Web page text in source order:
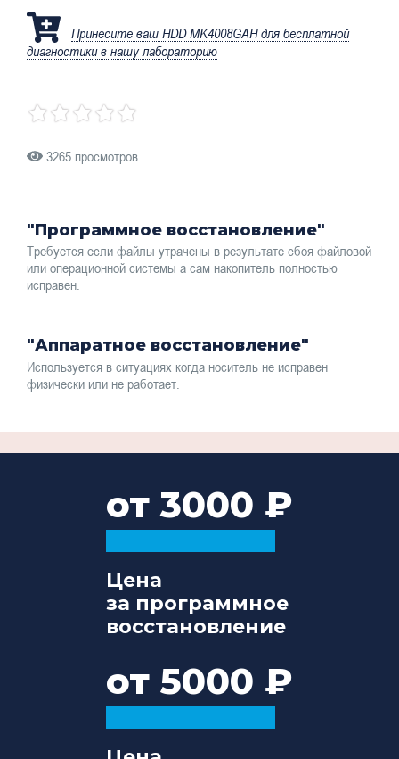
Принесите ваш HDD MK4008GAH для бесплатной
диагностики в нашу лабораторию
3265 просмотров
"Программное восстановление"
Требуется если файлы утрачены в результате сбоя файловой
или операционной системы а сам накопитель полностью
исправен.
"Аппаратное восстановление"
Используется в ситуациях когда носитель не исправен
физически или не работает.
от 3000
Цена
за программное
восстановление
от 5000